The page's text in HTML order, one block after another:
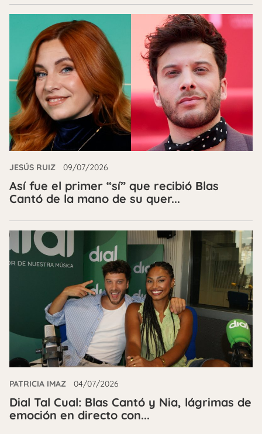
JESÚS RUIZ 09/07/2026
Así fue el primer “sí” que recibió Blas
Cantó de la mano de su quer...
PATRICIA IMAZ 04/07/2026
Dial Tal Cual: Blas Cantó y Nia, lágrimas de
emoción en directo con...